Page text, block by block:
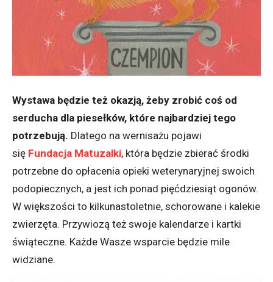
Wystawa będzie też okazją, żeby zrobić coś od
serducha dla piesełków, które najbardziej tego
potrzebują. Dlatego na wernisażu pojawi
się Fundacja Matuzalki, która będzie zbierać środki
potrzebne do opłacenia opieki weterynaryjnej swoich
podopiecznych, a jest ich ponad pięćdziesiąt ogonów.
W większości to kilkunastoletnie, schorowane i kalekie
zwierzęta. Przywiozą też swoje kalendarze i kartki
świąteczne. Każde Wasze wsparcie będzie mile
widziane.